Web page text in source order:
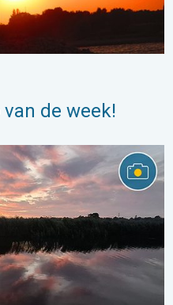
de week!
Weer&Radar uploader. . .